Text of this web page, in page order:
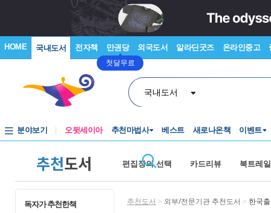
HOME 국내도서 전자책 만권당
첫달무료
외국도서 알라딘굿즈 온라인중고
국내도서
분야보기 오뒷세이아 추천마법사 베스트 새로나온책 이벤트
추천도서 편집장의 선택 카드리뷰 북트레
독자가 추천한책 추천도서 > 외부/전문기관 추천도서 > 한국